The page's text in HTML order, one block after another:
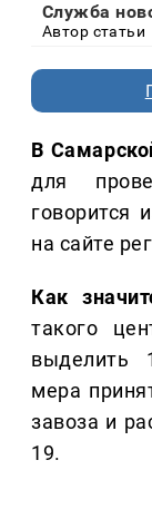
Служба
Автор статьи
В
для
говорится
на сайте
Как
такого
выделить
мера
завоза и
19.